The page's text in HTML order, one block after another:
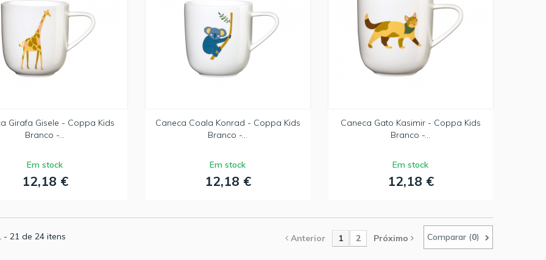
Girafa Gisele - Coppa Kids
Branco -...
Em stock
12,18 €
Caneca Coala Konrad - Coppa Kids
Branco -...
Em stock
12,18 €
Caneca Gato Kasimir - Coppa Kids
Branco -...
Em stock
12,18 €
Comparar (0)
Anterior 1 2 Próximo
- 21 de 24 itens